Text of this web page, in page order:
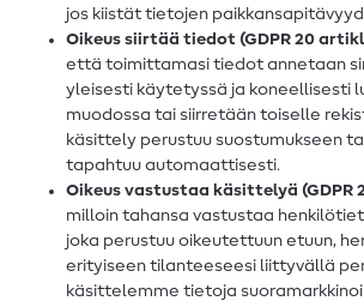
jos kiistät tietojen
Oikeus siirtää tiedot (GDPR 20
että toimittamasi tiedot annetaan
yleisesti käytetyssä ja koneellisesti
muodossa tai siirretään toiselle
käsittely perustuu suostumukseen
tapahtuu automaattisesti.
Oikeus vastustaa käsittelyä (GDPR
milloin tahansa vastustaa
joka perustuu oikeutettuun etuun,
erityiseen tilanteeseesi liittyvällä
käsittelemme tietoja